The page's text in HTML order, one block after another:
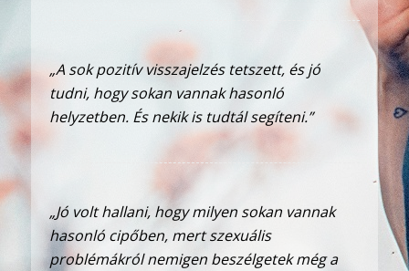
„A sok pozitív visszajelzés tetszett, és jó
tudni, hogy sokan vannak hasonló
helyzetben. És nekik is tudtál segíteni.”
„Jó volt hallani, hogy milyen sokan vannak
hasonló cipőben, mert szexuális
problémákról nemigen beszélgetek még a